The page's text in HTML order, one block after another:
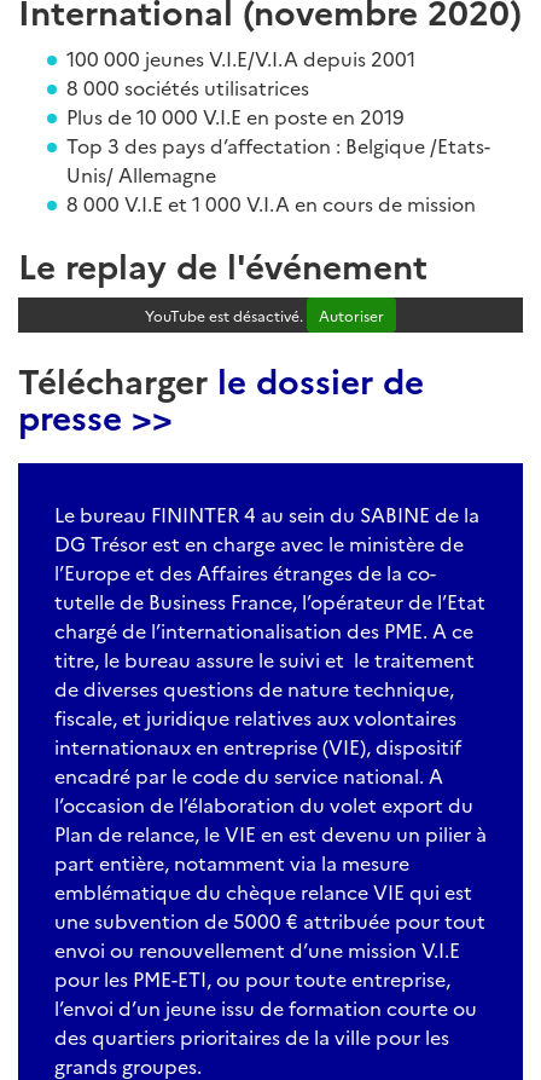
International (novembre 2020)
100 000 jeunes V.I.E/V.I.A depuis 2001
8 000 sociétés utilisatrices
Plus de 10 000 V.I.E en poste en 2019
Top 3 des pays d’affectation : Belgique /Etats-
Unis/ Allemagne
8 000 V.I.E et 1 000 V.I.A en cours de mission
Le replay de l'événement
YouTube est désactivé. Autoriser
Télécharger le dossier de
presse >>
Le bureau FININTER 4 au sein du SABINE de la
DG Trésor est en charge avec le ministère de
l’Europe et des Affaires étranges de la co-
tutelle de Business France, l’opérateur de l’Etat
chargé de l’internationalisation des PME. A ce
titre, le bureau assure le suivi et le traitement
de diverses questions de nature technique,
fiscale, et juridique relatives aux volontaires
internationaux en entreprise (VIE), dispositif
encadré par le code du service national. A
l’occasion de l’élaboration du volet export du
Plan de relance, le VIE en est devenu un pilier à
part entière, notamment via la mesure
emblématique du chèque relance VIE qui est
une subvention de 5000 € attribuée pour tout
envoi ou renouvellement d’une mission V.I.E
pour les PME-ETI, ou pour toute entreprise,
l’envoi d’un jeune issu de formation courte ou
des quartiers prioritaires de la ville pour les
grands groupes.